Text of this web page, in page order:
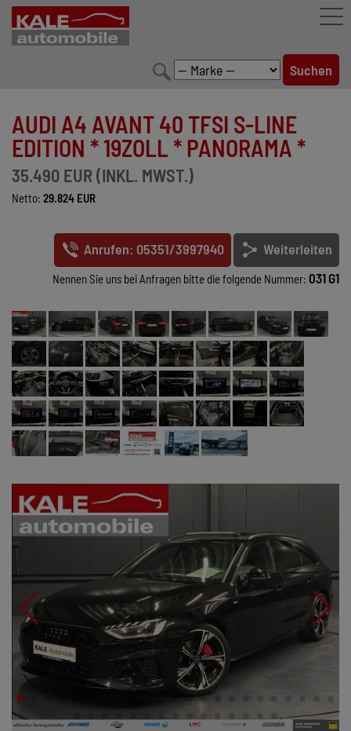
LEISTUNGEN
KONFIGURATOR
MARKENWELT
UNTERNEHMEN
KONTAKT
AUDI A4 AVANT 40 TFSI S-LINE
EDITION * 19ZOLL * PANORAMA *
35.490 EUR (INKL. MWST.)
Netto: 29.824 EUR
Anrufen: 05351/3997940 Weiterleiten
Nennen Sie uns bei Anfragen bitte die folgende Nummer: 031 G1